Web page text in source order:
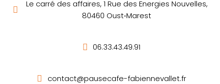
Le carré des affaires, 1 Rue des Energies Nouvelles,
80460 Oust‑Marest
06.33.43.49.91
contact@pausecafe-fabiennevallet.fr